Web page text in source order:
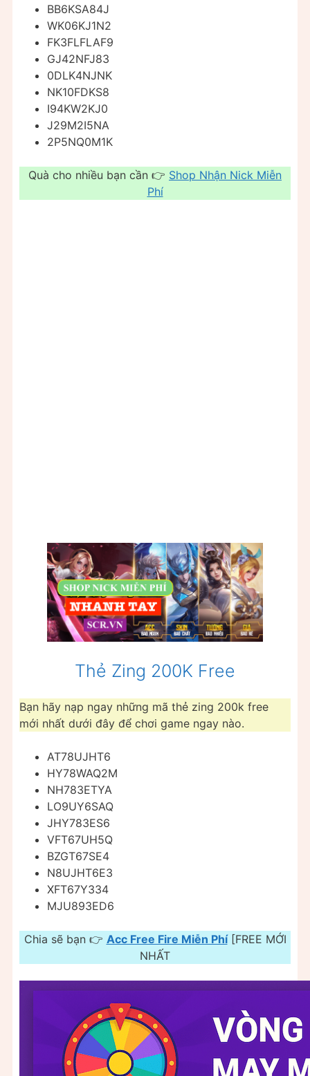
BB6KSA84J
WK06KJ1N2
FK3FLFLAF9
GJ42NFJ83
0DLK4NJNK
NK10FDKS8
I94KW2KJ0
J29M2I5NA
2P5NQ0M1K
Quà cho nhiều bạn cần 👉 Shop Nhận Nick Miễn
Phí
Thẻ Zing 200K Free
Bạn hãy nạp ngay những mã thẻ zing 200k free
mới nhất dưới đây để chơi game ngay nào.
AT78UJHT6
HY78WAQ2M
NH783ETYA
LO9UY6SAQ
JHY783ES6
VFT67UH5Q
BZGT67SE4
N8UJHT6E3
XFT67Y334
MJU893ED6
Chia sẽ bạn 👉 Acc Free Fire Miễn Phí[FREE MỚI
NHẤT